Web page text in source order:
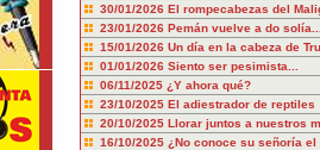
30/01/2026 El rompecabezas del
23/01/2026 Pemán vuelve a do
15/01/2026 Un día en la cabeza de
01/01/2026 Siento ser pesimista...
06/11/2025 ¿Y ahora qué?
23/10/2025 El adiestrador de reptiles
20/10/2025 Llorar juntos a nuestros
16/10/2025 ¿No conoce su señoría